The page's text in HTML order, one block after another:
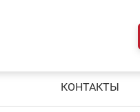
КОНТАКТЫ